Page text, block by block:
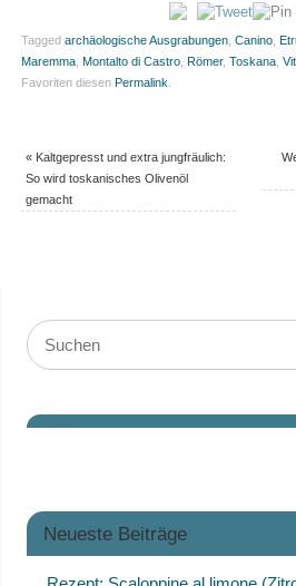
Tagged archäologische Ausgrabungen, Canino,
Maremma, Montalto di Castro, Römer, Toskana,
Favoriten diesen Permalink
«Kaltgepresst und extra jungfräulich:
So wird toskanisches Olivenöl
gemacht
Neueste Beiträge